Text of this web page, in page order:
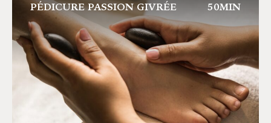
PÉDICURE PASSION GIVRÉE 50MIN